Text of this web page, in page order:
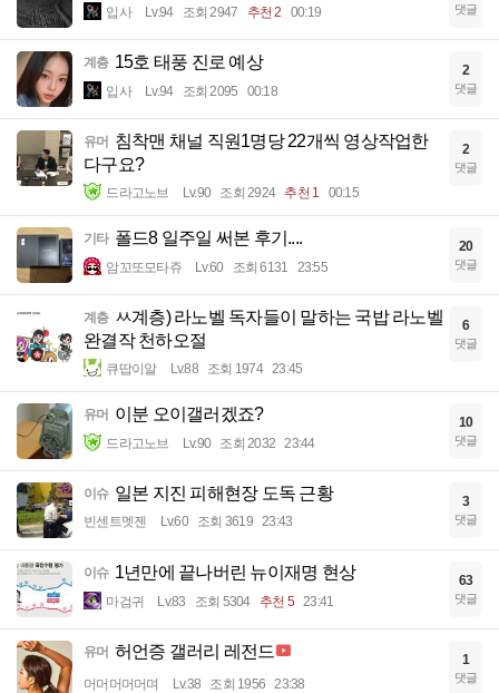
입사 Lv.94 조회 2947 추천 2 00:19 댓글
계층 15호 태풍 진로 예상
입사 Lv.94 조회 2095 00:18
2
댓글
유머 침착맨 채널 직원1명당 22개씩 영상작업한
다구요?
드라고노브 Lv.90 조회 2924 추천 1 00:15
2
댓글
기타 폴드8 일주일 써본 후기....
암꼬또모타쥬 Lv.60 조회 6131 23:55
20
댓글
계층 ㅆ계층) 라노벨 독자들이 말하는 국밥 라노벨
완결작 천하오절
큐땁이알 Lv.88 조회 1974 23:45
6
댓글
유머 이분 오이갤러겠죠?
드라고노브 Lv.90 조회 2032 23:44
10
댓글
이슈 일본 지진 피해현장 도독 근황
빈센트멧젠 Lv.60 조회 3619 23:43
3
댓글
이슈 1년만에 끝나버린 뉴이재명 현상
마검귀 Lv.83 조회 5304 추천 5 23:41
63
댓글
유머 허언증 갤러리 레전드
머머머머머며 Lv.38 조회 1956 23:38
1
댓글